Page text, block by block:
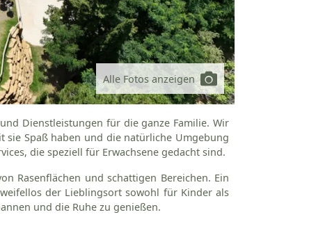
Alle Fotos anzeigen
Dienstleistungen für die ganze Familie. Wir
Spaß haben und die natürliche Umgebung
die speziell für Erwachsene gedacht sind.
Rasenflächen und schattigen Bereichen. Ein
der Lieblingsort sowohl für Kinder als
und die Ruhe zu genießen.